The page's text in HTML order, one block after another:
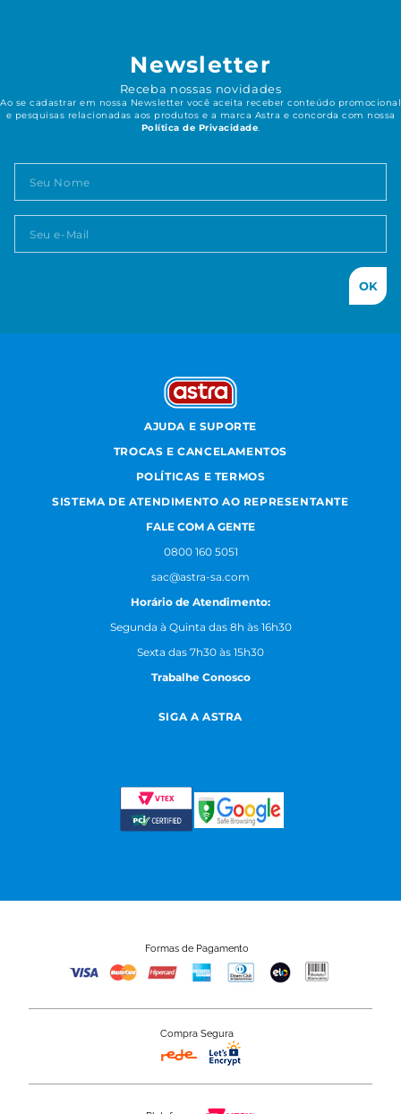
Newsletter
Receba nossas novidades
Ao se cadastrar em nossa Newsletter você aceita receber conteúdo promocional
e pesquisas relacionadas aos produtos e a marca Astra e concorda com nossa
Política de Privacidade.
OK
AJUDA E SUPORTE
TROCAS E CANCELAMENTOS
POLÍTICAS E TERMOS
SISTEMA DE ATENDIMENTO AO REPRESENTANTE
FALE COM A GENTE
0800 160 5051
sac@astra-sa.com
Horário de Atendimento:
Segunda à Quinta das 8h às 16h30
Sexta das 7h30 às 15h30
Trabalhe Conosco
SIGA A ASTRA
Formas de Pagamento
Compra Segura